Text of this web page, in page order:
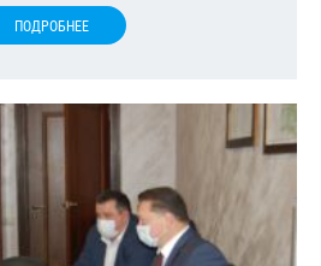
ПОДРОБНЕЕ